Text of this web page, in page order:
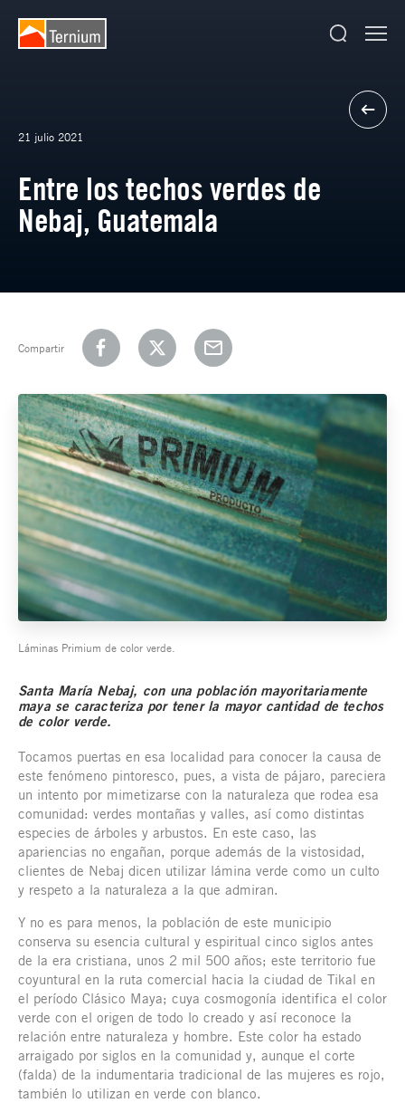
21 julio 2021
Entre los techos verdes de
Nebaj, Guatemala
Compartir
Láminas Primium de color verde.
Santa María Nebaj, con una población mayoritariamente
maya se caracteriza por tener la mayor cantidad de techos
de color verde.
Tocamos puertas en esa localidad para conocer la causa de
este fenómeno pintoresco, pues, a vista de pájaro, pareciera
un intento por mimetizarse con la naturaleza que rodea esa
comunidad: verdes montañas y valles, así como distintas
especies de árboles y arbustos. En este caso, las
apariencias no engañan, porque además de la vistosidad,
clientes de Nebaj dicen utilizar lámina verde como un culto
y respeto a la naturaleza a la que admiran.
Y no es para menos, la población de este municipio
conserva su esencia cultural y espiritual cinco siglos antes
de la era cristiana, unos 2 mil 500 años; este territorio fue
coyuntural en la ruta comercial hacia la ciudad de Tikal en
el período Clásico Maya; cuya cosmogonía identifica el color
verde con el origen de todo lo creado y así reconoce la
relación entre naturaleza y hombre. Este color ha estado
arraigado por siglos en la comunidad y, aunque el corte
(falda) de la indumentaria tradicional de las mujeres es rojo,
también lo utilizan en verde con blanco.